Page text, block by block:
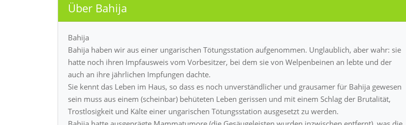
Über Bahija
Bahija
Bahija haben wir aus einer ungarischen Tötungsstation aufgenommen. Unglaublich, aber wahr: sie
hatte noch ihren Impfausweis vom Vorbesitzer, bei dem sie von Welpenbeinen an lebte und der
auch an ihre jährlichen Impfungen dachte.
Sie kennt das Leben im Haus, so dass es noch unverständlicher und grausamer für Bahija gewesen
sein muss aus einem (scheinbar) behüteten Leben gerissen und mit einem Schlag der Brutalität,
Trostlosigkeit und Kälte einer ungarischen Tötungsstation ausgesetzt zu werden.